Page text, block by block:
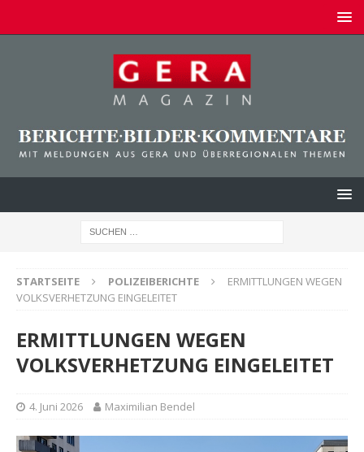
STARTSEITE POLIZEIBERICHTE
ERMITTLUNGEN WEGEN
VOLKSVERHETZUNG EINGELEITET
ERMITTLUNGEN WEGEN
VOLKSVERHETZUNG EINGELEITET
4. Juni 2026 Maximilian Bendel